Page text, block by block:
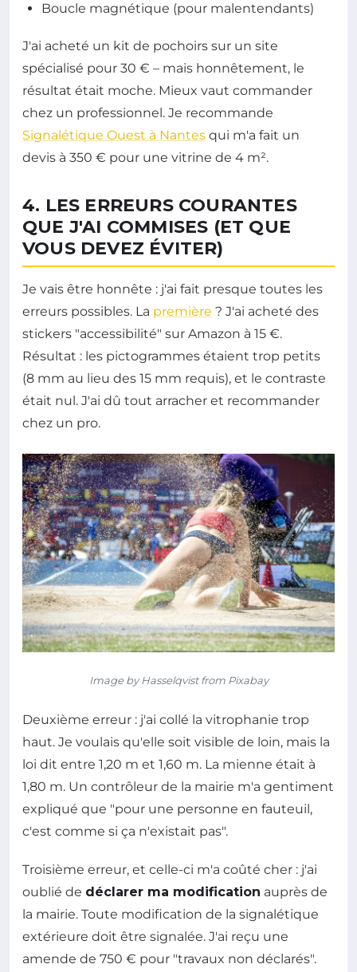
Boucle magnétique (pour malentendants)
J'ai acheté un kit de pochoirs sur un site
spécialisé pour 30 € – mais honnêtement, le
résultat était moche. Mieux vaut commander
chez un professionnel. Je recommande
Signalétique Ouest à Nantes qui m'a fait un
devis à 350 € pour une vitrine de 4 m².
4. LES ERREURS COURANTES
QUE J'AI COMMISES (ET QUE
VOUS DEVEZ ÉVITER)
Je vais être honnête : j'ai fait presque toutes les
erreurs possibles. La première ? J'ai acheté des
stickers "accessibilité" sur Amazon à 15 €.
Résultat : les pictogrammes étaient trop petits
(8 mm au lieu des 15 mm requis), et le contraste
était nul. J'ai dû tout arracher et recommander
chez un pro.
Image by Hasselqvist from Pixabay
Deuxième erreur : j'ai collé la vitrophanie trop
haut. Je voulais qu'elle soit visible de loin, mais la
loi dit entre 1,20 m et 1,60 m. La mienne était à
1,80 m. Un contrôleur de la mairie m'a gentiment
expliqué que "pour une personne en fauteuil,
c'est comme si ça n'existait pas".
Troisième erreur, et celle-ci m'a coûté cher : j'ai
oublié de déclarer ma modification auprès de
la mairie. Toute modification de la signalétique
extérieure doit être signalée. J'ai reçu une
amende de 750 € pour "travaux non déclarés".